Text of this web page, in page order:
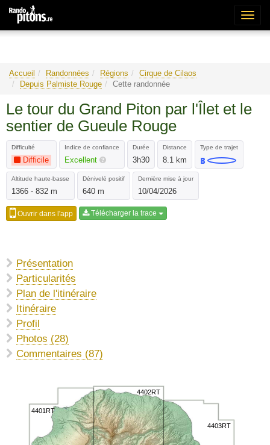
Accueil Randonnées Régions
Cirque de Cilaos
Depuis Palmiste Rouge
Cette randonnée
Le tour du Grand Piton par l'Îlet et le
sentier de Gueule Rouge
Difficulté
Difficile
Indice de confiance
Excellent
Durée
3h30
Distance
8.1 km
Type de trajet
Altitude haute-basse
1366 - 832 m
Dénivelé positif
640 m
Dernière mise à jour
10/04/2026
Ouvrir dans l'app Télécharger la trace
Présentation
Particularités
Plan de l'itinéraire
Itinéraire
Profil
Photos (28)
Commentaires (87)
4401RT
4402RT
4403RT